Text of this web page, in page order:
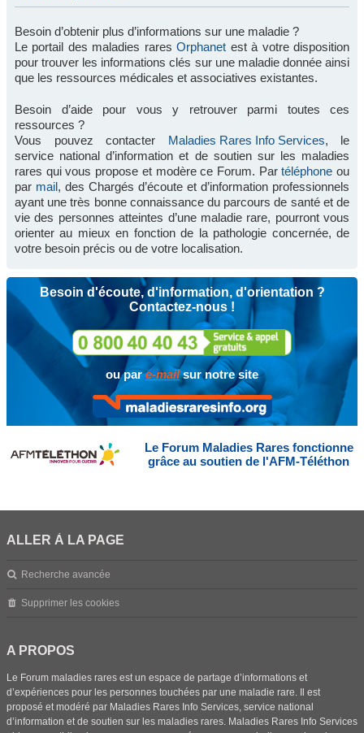
Besoin d’obtenir plus d’informations sur une maladie ?
Le portail des maladies raresOrphanet est à votre disposition
pour trouver les informations clés sur une maladie donnée ainsi
que les ressources médicales et associatives existantes.
Besoin d’aide pour vous y retrouver parmi toutes ces
ressources ?
Vous pouvez contacter Maladies Rares Info Services, le
service national d’information et de soutien sur les maladies
rares qui vous propose et modère ce Forum. Partéléphone ou
par mail, des Chargés d’écoute et d’information professionnels
ayant une très bonne connaissance du parcours de santé et de
vie des personnes atteintes d’une maladie rare, pourront vous
orienter au mieux en fonction de la pathologie concernée, de
votre besoin précis ou de votre localisation.
Besoin d'écoute, d'information, d'orientation ?
Contactez-nous !
ou pare-mailsur notre site
Le Forum Maladies Rares fonctionne
grâce au soutien de l'AFM-Téléthon
ALLER À LA PAGE
Recherche avancée
Supprimer les cookies
A PROPOS
Le Forum maladies rares est un espace de partage d’informations et
d’expériences pour les personnes touchées par une maladie rare. Il est
proposé et modéré par Maladies Rares Info Services, service national
d’information et de soutien sur les maladies rares. Maladies Rares Info Services